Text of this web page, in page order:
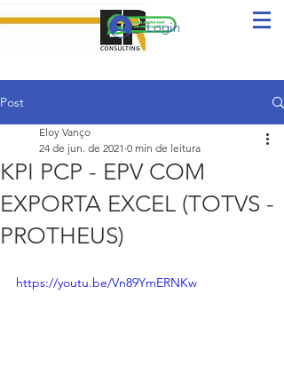
Login
Post
KPI PCP - EPV COM
EXPORTA EXCEL (TOTVS -
PROTHEUS)
Eloy Vanço
24 de jun. de 2021 0 min de leitura
https://youtu.be/Vn89YmERNKw